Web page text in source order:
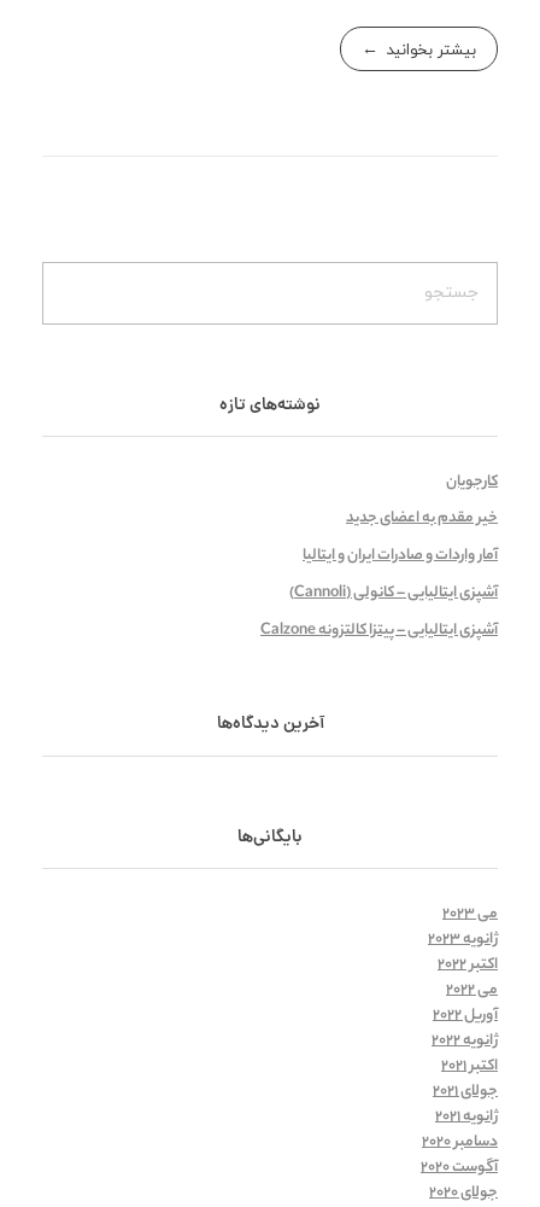
بیشتر بخوانید
نوشته‌های تازه
کارجویان
خیر مقدم به اعضای جدید
آمار واردات و صادرات ایران و ایتالیا
آشپزی ایتالیایی – کانولی (Cannoli)
آشپزی ایتالیایی – پیتزا کالتزونه Calzone
آخرین دیدگاه‌ها
بایگانی‌ها
می 2023
ژانویه 2023
اکتبر 2022
می 2022
آوریل 2022
ژانویه 2022
اکتبر 2021
جولای 2021
ژانویه 2021
دسامبر 2020
آگوست 2020
جولای 2020